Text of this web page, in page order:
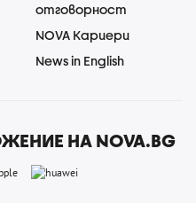
отговорност
NOVA Кариери
News in English
НА NOVA.BG